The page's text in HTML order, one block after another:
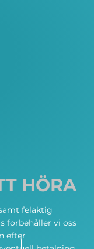
HÖRA
felaktig
förbehåller vi oss
efter